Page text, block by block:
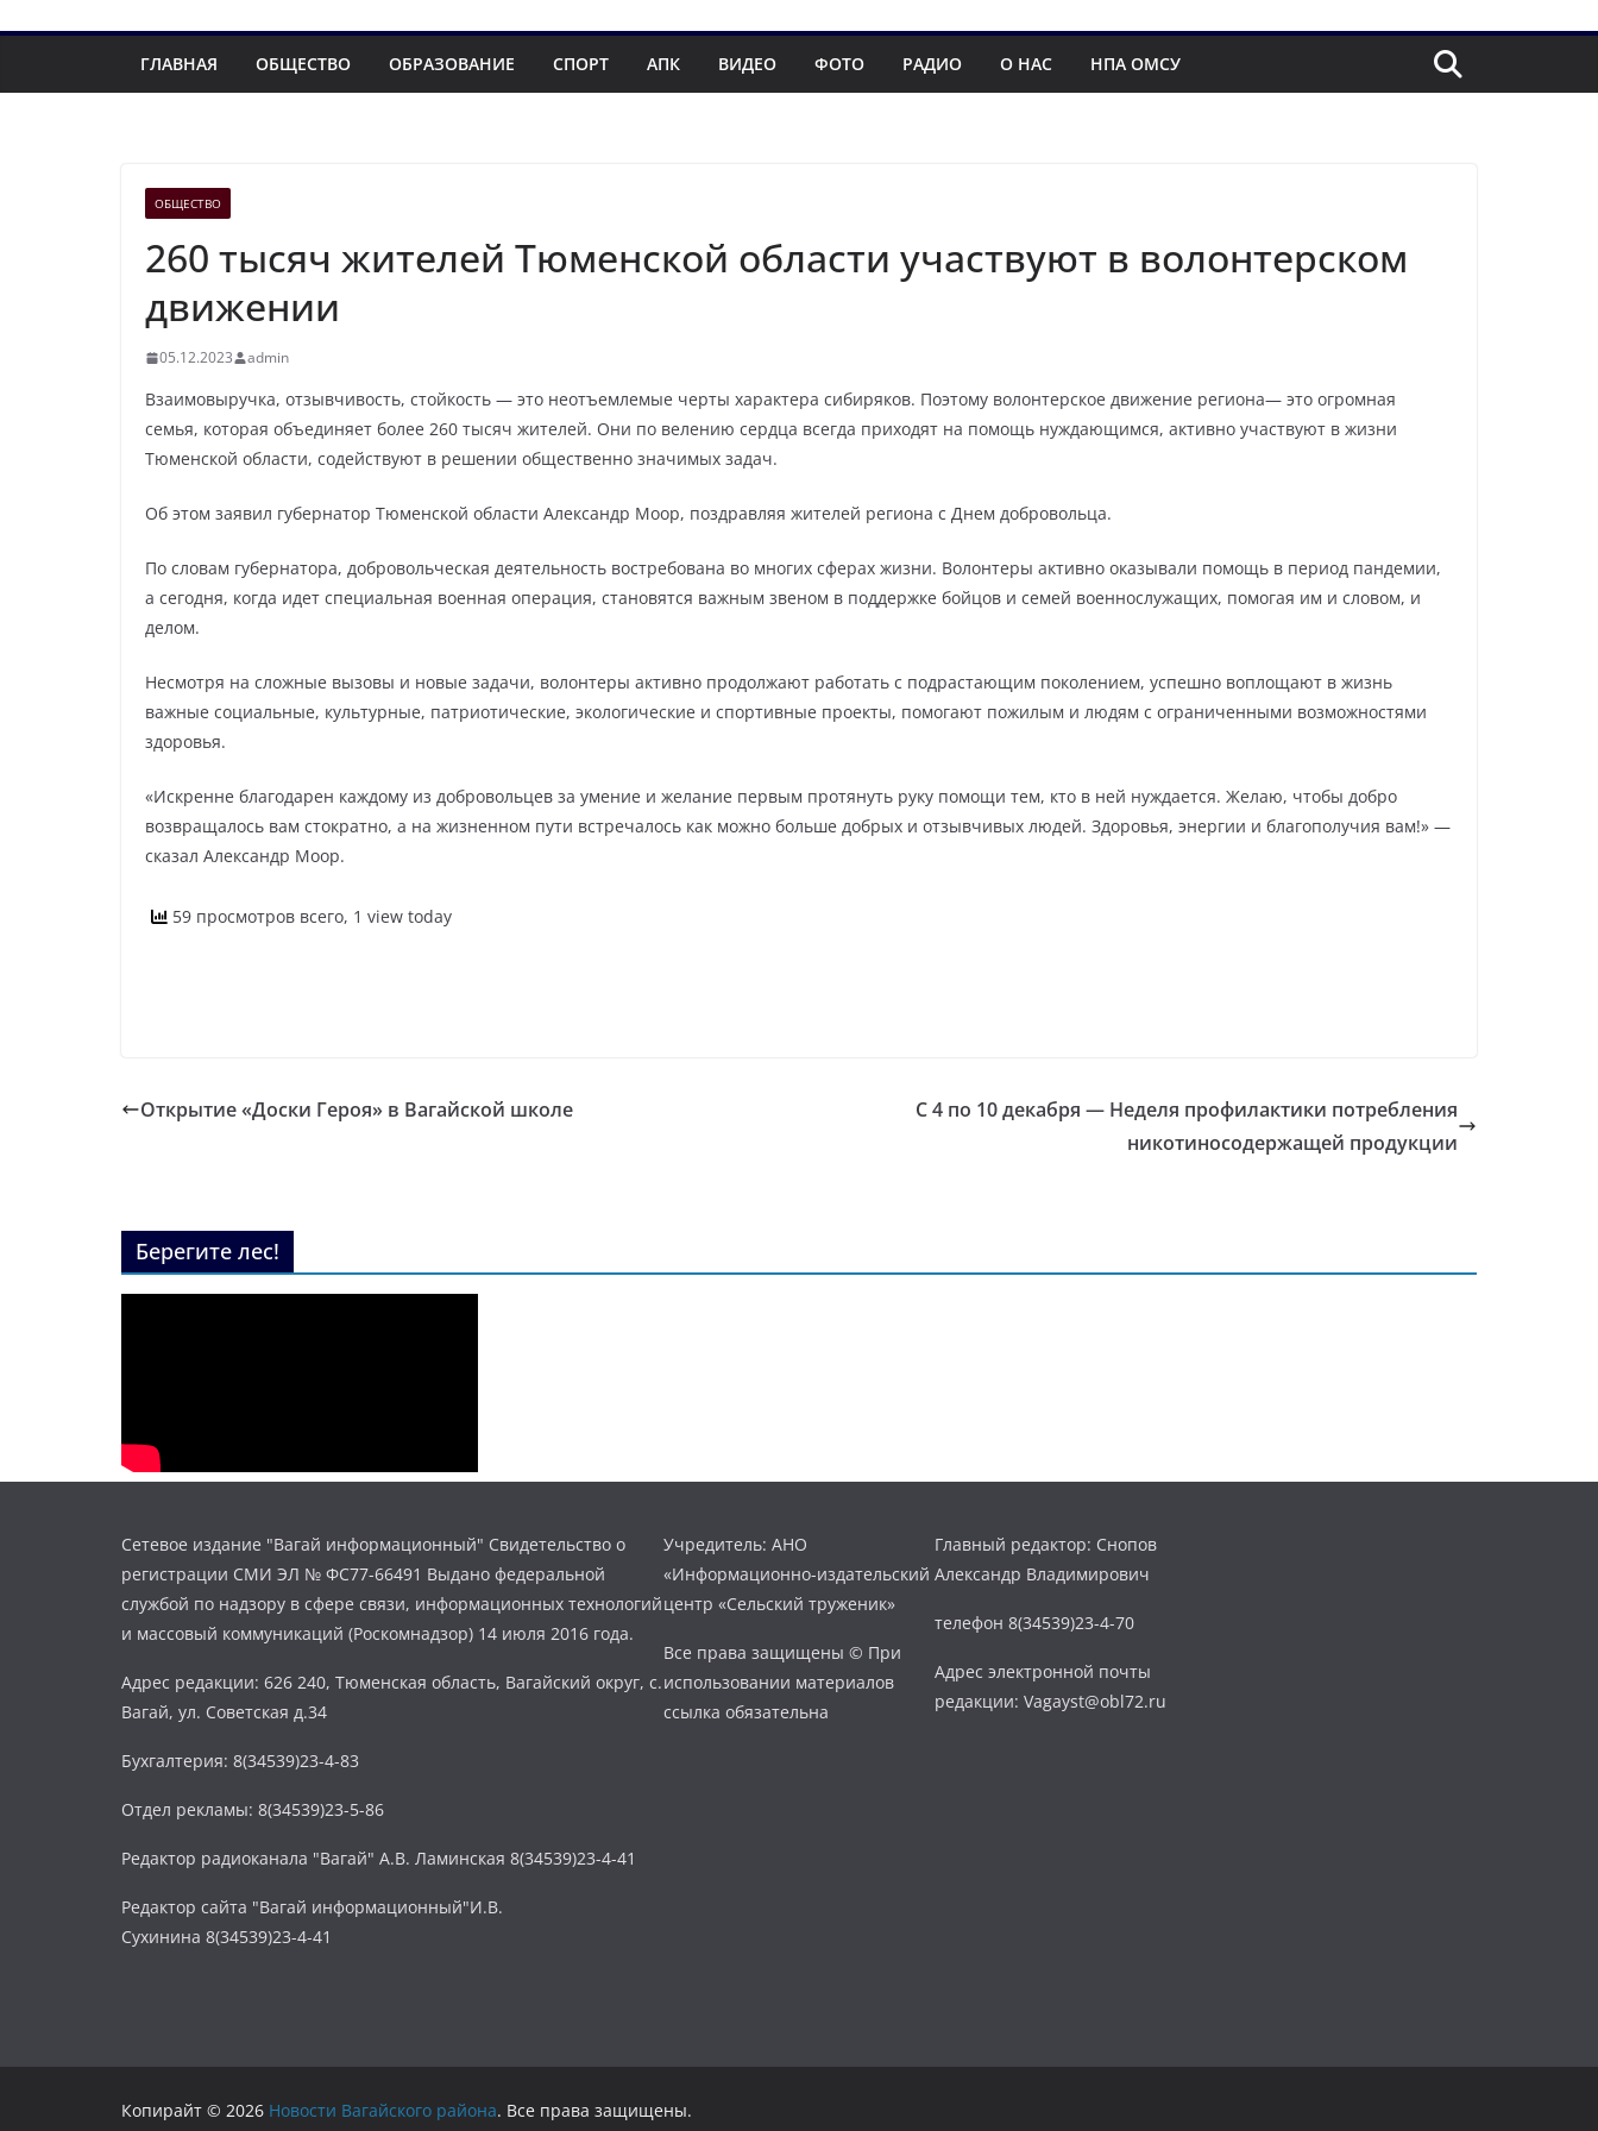
ГЛАВНАЯ ОБЩЕСТВО ОБРАЗОВАНИЕ СПОРТ АПК ВИДЕО ФОТО РАДИО О НАС НПА ОМСУ
ОБЩЕСТВО
260 тысяч жителей Тюменской области участвуют в волонтерском
движении
05.12.2023 admin
Взаимовыручка, отзывчивость, стойкость — это неотъемлемые черты характера сибиряков. Поэтому волонтерское движение региона— это огромная
семья, которая объединяет более 260 тысяч жителей. Они по велению сердца всегда приходят на помощь нуждающимся, активно участвуют в жизни
Тюменской области, содействуют в решении общественно значимых задач.
Об этом заявил губернатор Тюменской области Александр Моор, поздравляя жителей региона с Днем добровольца.
По словам губернатора, добровольческая деятельность востребована во многих сферах жизни. Волонтеры активно оказывали помощь в период пандемии,
а сегодня, когда идет специальная военная операция, становятся важным звеном в поддержке бойцов и семей военнослужащих, помогая им и словом, и
делом.
Несмотря на сложные вызовы и новые задачи, волонтеры активно продолжают работать с подрастающим поколением, успешно воплощают в жизнь
важные социальные, культурные, патриотические, экологические и спортивные проекты, помогают пожилым и людям с ограниченными возможностями
здоровья.
«Искренне благодарен каждому из добровольцев за умение и желание первым протянуть руку помощи тем, кто в ней нуждается. Желаю, чтобы добро
возвращалось вам стократно, а на жизненном пути встречалось как можно больше добрых и отзывчивых людей. Здоровья, энергии и благополучия вам!» —
сказал Александр Моор.
59 просмотров всего, 1 view today
Открытие «Доски Героя» в Вагайской школе
С 4 по 10 декабря — Неделя профилактики потребления
никотиносодержащей продукции
Берегите лес!
Сетевое издание "Вагай информационный" Свидетельство о
регистрации СМИ ЭЛ № ФС77-66491 Выдано федеральной
службой по надзору в сфере связи, информационных технологий
и массовый коммуникаций (Роскомнадзор) 14 июля 2016 года.
Адрес редакции: 626 240, Тюменская область, Вагайский округ, с.
Вагай, ул. Советская д.34
Бухгалтерия: 8(34539)23-4-83
Отдел рекламы: 8(34539)23-5-86
Редактор радиоканала "Вагай" А.В. Ламинская 8(34539)23-4-41
Редактор сайта "Вагай информационный"И.В.
Сухинина 8(34539)23-4-41
Учредитель: АНО
«Информационно-издательский
центр «Сельский труженик»
Все права защищены © При
использовании материалов
ссылка обязательна
Главный редактор: Снопов
Александр Владимирович
телефон 8(34539)23-4-70
Адрес электронной почты
редакции: Vagayst@obl72.ru
Копирайт © 2026 Новости Вагайского района. Все права защищены.